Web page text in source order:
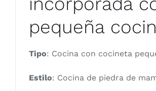
pequeña
Tipo: Cocina con cocineta
Estilo: Cocina de piedra de